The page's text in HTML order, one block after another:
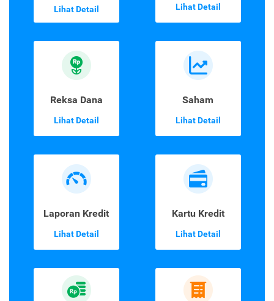
Lihat Detail Lihat Detail
Reksa Dana
Lihat Detail
Saham
Lihat Detail
Laporan Kredit
Lihat Detail
Kartu Kredit
Lihat Detail